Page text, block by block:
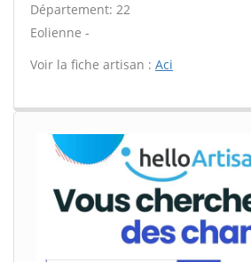
Département: 22
Eolienne -
Voir la fiche artisan : Aci